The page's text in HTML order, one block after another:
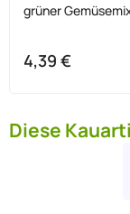
grüner
4,39 €
Diese